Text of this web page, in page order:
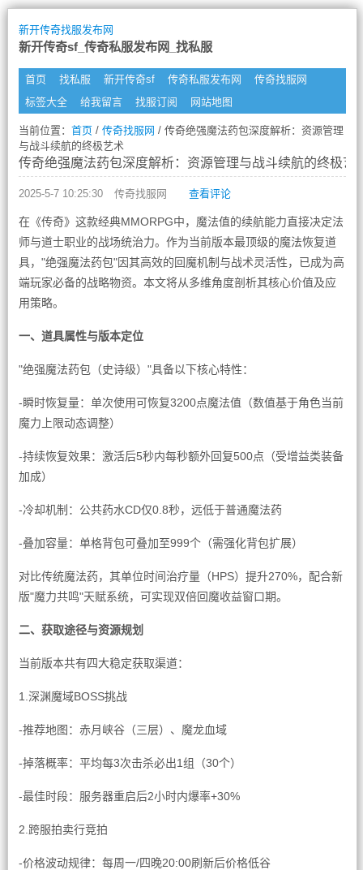
新开传奇找服发布网
新开传奇sf_传奇私服发布网_找私服
首页 找私服 新开传奇sf 传奇私服发布网
传奇找服网
标签大全
给我留言 找服订阅 网站地图
当前位置： 首页/ 传奇找服网 / 传奇绝强魔法药包深度解析：资源管理
与战斗续航的终极艺术
传奇绝强魔法药包深度解析：资源管理与战斗续航的终极艺
2025-5-7 10:25:30 传奇找服网 查看评论
在《传奇》这款经典MMORPG中，魔法值的续航能力直接决定法
师与道士职业的战场统治力。作为当前版本最顶级的魔法恢复道
具，"绝强魔法药包"因其高效的回魔机制与战术灵活性，已成为高
端玩家必备的战略物资。本文将从多维角度剖析其核心价值及应
用策略。
一、道具属性与版本定位
"绝强魔法药包（史诗级）"具备以下核心特性：
-瞬时恢复量：单次使用可恢复3200点魔法值（数值基于角色当前
魔力上限动态调整）
-持续恢复效果：激活后5秒内每秒额外回复500点（受增益类装备
加成）
-冷却机制：公共药水CD仅0.8秒，远低于普通魔法药
-叠加容量：单格背包可叠加至999个（需强化背包扩展）
对比传统魔法药，其单位时间治疗量（HPS）提升270%，配合新
版"魔力共鸣"天赋系统，可实现双倍回魔收益窗口期。
二、获取途径与资源规划
当前版本共有四大稳定获取渠道：
1.深渊魔域BOSS挑战
-推荐地图：赤月峡谷（三层）、魔龙血域
-掉落概率：平均每3次击杀必出1组（30个）
-最佳时段：服务器重启后2小时内爆率+30%
2.跨服拍卖行竞拍
-价格波动规律：每周一/四晚20:00刷新后价格低谷